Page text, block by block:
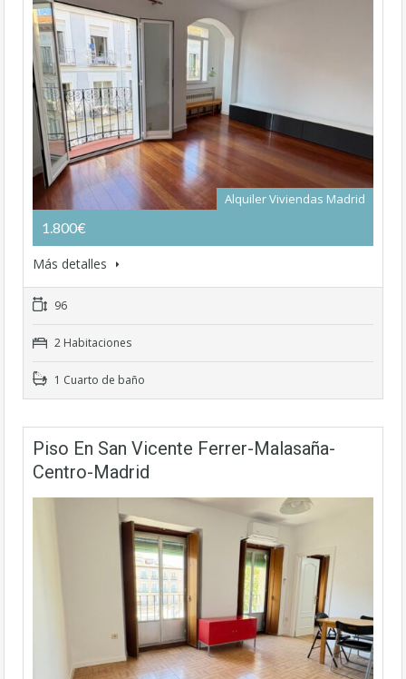
Alquiler Viviendas Madrid
1.800€
Más detalles
96
2 Habitaciones
1 Cuarto de baño
Piso En San Vicente Ferrer-Malasaña-
Centro-Madrid